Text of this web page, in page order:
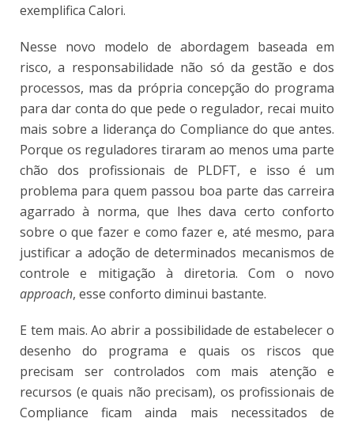
exemplifica Calori.
Nesse novo modelo de abordagem baseada em
risco, a responsabilidade não só da gestão e dos
processos, mas da própria concepção do programa
para dar conta do que pede o regulador, recai muito
mais sobre a liderança do Compliance do que antes.
Porque os reguladores tiraram ao menos uma parte
chão dos profissionais de PLDFT, e isso é um
problema para quem passou boa parte das carreira
agarrado à norma, que lhes dava certo conforto
sobre o que fazer e como fazer e, até mesmo, para
justificar a adoção de determinados mecanismos de
controle e mitigação à diretoria. Com o novo
approach, esse conforto diminui bastante.
E tem mais. Ao abrir a possibilidade de estabelecer o
desenho do programa e quais os riscos que
precisam ser controlados com mais atenção e
recursos (e quais não precisam), os profissionais de
Compliance ficam ainda mais necessitados de